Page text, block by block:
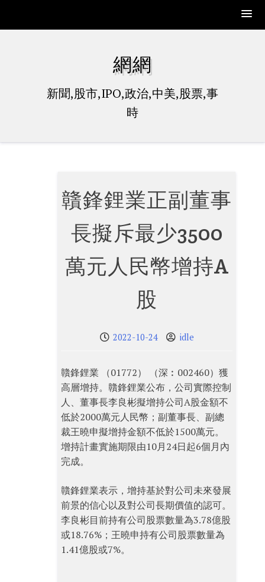
網網
新聞,股市,IPO,政治,中美,股票,事
時
贛鋒鋰業正副董事
長擬斥最少3500
萬元人民幣增持A
股
2022-10-24 idle
贛鋒鋰業 （01772） （深︰002460）獲
高層增持。贛鋒鋰業公布，公司實際控制
人、董事長李良彬擬增持公司A股金額不
低於2000萬元人民幣；副董事長、副總
裁王曉申擬增持金額不低於1500萬元。
增持計畫實施期限由10月24日起6個月內
完成。
贛鋒鋰業表示，增持基於對公司未來發展
前景的信心以及對公司長期價值的認可。
李良彬目前持有公司股票數量為3.78億股
或18.76%；王曉申持有公司股票數量為
1.41億股或7%。